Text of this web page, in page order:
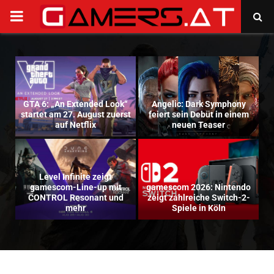
PRIMARY
GTA 6: „An Extended Look“
startet am 27. August zuerst
auf Netflix
Angelic: Dark Symphony
feiert sein Debüt in einem
neuen Teaser
Level Infinite zeigt
gamescom-Line-up mit
CONTROL Resonant und
mehr
gamescom 2026: Nintendo
zeigt zahlreiche Switch-2-
Spiele in Köln